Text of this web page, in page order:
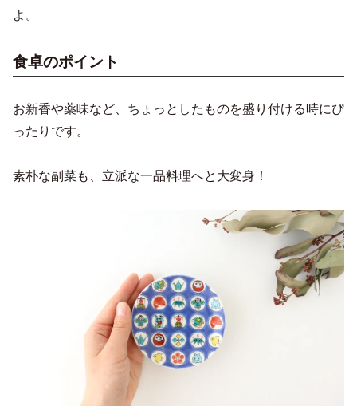
よ。
食卓のポイント
お新香や薬味など、ちょっとしたものを盛り付ける時にぴ
ったりです。
素朴な副菜も、立派な一品料理へと大変身！